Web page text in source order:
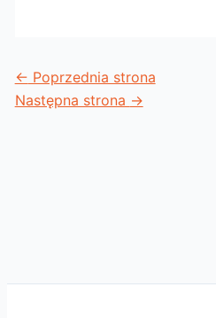
← Poprzednia strona
Następna strona →